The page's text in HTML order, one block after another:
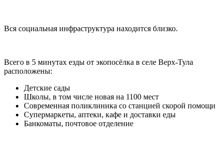
Вся социальная инфраструктура находится близко.
Всего в 5 минутах езды от экопосёлка в селе Верх-Тула
расположены:
Детские сады
Школы, в том числе новая на 1100 мест
Современная поликлиника со станцией скорой помощи
Супермаркеты, аптеки, кафе и доставки еды
Банкоматы, почтовое отделение